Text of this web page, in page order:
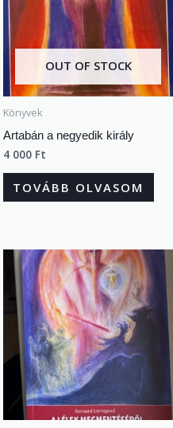
OUT OF STOCK
Könyvek
Artabán a negyedik király
4 000 Ft
TOVÁBB OLVASOM